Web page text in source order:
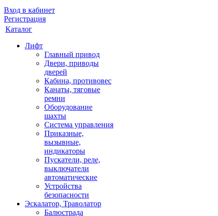
Вход в кабинет
Регистрация
Каталог
Лифт
Главный привод
Двери, приводы
дверей
Кабина, противовес
Канаты, тяговые
ремни
Оборудование
шахты
Система управления
Приказные,
вызывные,
индикаторы
Пускатели, реле,
выключатели
автоматические
Устройства
безопасности
Эскалатор, Траволатор
Балюстрада